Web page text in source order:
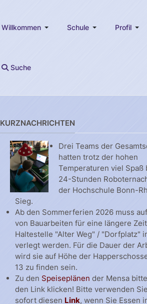
Willkommen Schule Profil
Suche
KURZNACHRICHTEN
Drei Teams der
hatten trotz der hohen
Temperaturen viel Spaß
24-Stunden
der Hochschule Bonn-
Sieg.
Ab den Sommerferien 2026 muss
von Bauarbeiten für eine längere
Haltestelle "Alter Weg" / "Dorfplatz"
verlegt werden. Für die Dauer der
wird sie auf Höhe der
13 zu finden sein.
Zu den Speiseplänen der Mensa
den Link klicken! Bitte verwenden
sofort diesen Link, wenn Sie Essen